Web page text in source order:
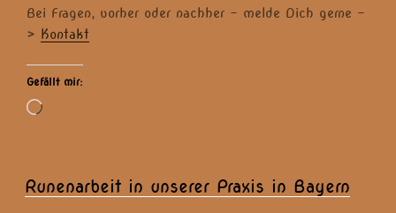
Bei Fragen, vorher oder nachher – melde Dich gerne -
> Kontakt
Gefällt mir:
Wird
Runenarbeit in unserer Praxis in Bayern